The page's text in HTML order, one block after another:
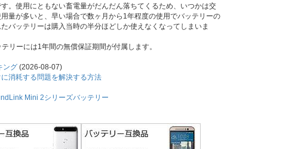
。使用にともない畜電量がだんだん落ちてくるため、いつかは交
量が多いと、早い場合で数ヶ月から1年程度の使用でバッテリーの
バッテリーは購入当時の半分ほどしか使えなくなってしまいま
リーには1年間の無償保証期間が付属します。
ング(2026-08-07)
消耗する問題を解決する方法
Mini 2シリーズバッテリー